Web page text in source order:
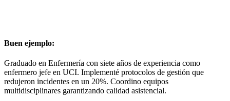
Buen ejemplo:
Graduado en Enfermería con siete años de experiencia como
enfermero jefe en UCI. Implementé protocolos de gestión que
redujeron incidentes en un 20%. Coordino equipos
multidisciplinares garantizando calidad asistencial.